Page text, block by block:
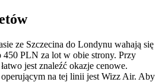
ze Szczecina do Londynu wahają się
PLN za lot w obie strony. Przy
jest znaleźć okazje cenowe.
na tej linii jest Wizz Air. Aby